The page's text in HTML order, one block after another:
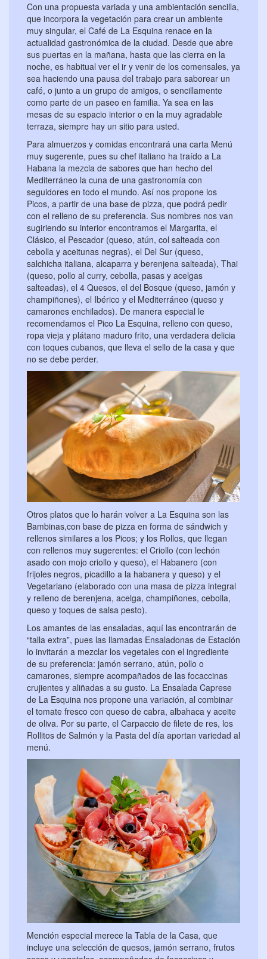
Con una propuesta variada y una ambientación sencilla,
que incorpora la vegetación para crear un ambiente
muy singular, el Café de La Esquina renace en la
actualidad gastronómica de la ciudad. Desde que abre
sus puertas en la mañana, hasta que las cierra en la
noche, es habitual ver el ir y venir de los comensales, ya
sea haciendo una pausa del trabajo para saborear un
café, o junto a un grupo de amigos, o sencillamente
como parte de un paseo en familia. Ya sea en las
mesas de su espacio interior o en la muy agradable
terraza, siempre hay un sitio para usted.
Para almuerzos y comidas encontrará una carta Menú
muy sugerente, pues su chef italiano ha traído a La
Habana la mezcla de sabores que han hecho del
Mediterráneo la cuna de una gastronomía con
seguidores en todo el mundo. Así nos propone los
Picos, a partir de una base de pizza, que podrá pedir
con el relleno de su preferencia. Sus nombres nos van
sugiriendo su interior encontramos el Margarita, el
Clásico, el Pescador (queso, atún, col salteada con
cebolla y aceitunas negras), el Del Sur (queso,
salchicha italiana, alcaparra y berenjena salteada), Thai
(queso, pollo al curry, cebolla, pasas y acelgas
salteadas), el 4 Quesos, el del Bosque (queso, jamón y
champiñones), el Ibérico y el Mediterráneo (queso y
camarones enchilados). De manera especial le
recomendamos el Pico La Esquina, relleno con queso,
ropa vieja y plátano maduro frito, una verdadera delicia
con toques cubanos, que lleva el sello de la casa y que
no se debe perder.
Otros platos que lo harán volver a La Esquina son las
Bambinas,con base de pizza en forma de sándwich y
rellenos similares a los Picos; y los Rollos, que llegan
con rellenos muy sugerentes: el Criollo (con lechón
asado con mojo criollo y queso), el Habanero (con
frijoles negros, picadillo a la habanera y queso) y el
Vegetariano (elaborado con una masa de pizza integral
y relleno de berenjena, acelga, champiñones, cebolla,
queso y toques de salsa pesto).
Los amantes de las ensaladas, aquí las encontrarán de
“talla extra”, pues las llamadas Ensaladonas de Estación
lo invitarán a mezclar los vegetales con el ingrediente
de su preferencia: jamón serrano, atún, pollo o
camarones, siempre acompañados de las focaccinas
crujientes y aliñadas a su gusto. La Ensalada Caprese
de La Esquina nos propone una variación, al combinar
el tomate fresco con queso de cabra, albahaca y aceite
de oliva. Por su parte, el Carpaccio de filete de res, los
Rollitos de Salmón y la Pasta del día aportan variedad al
menú.
Mención especial merece la Tabla de la Casa, que
incluye una selección de quesos, jamón serrano, frutos